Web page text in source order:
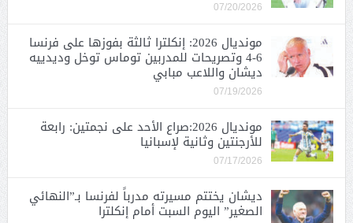
07/20/2026
مونديال 2026: إنكلترا ثالثة بفوزها على فرنسا
6-4 وتصريحات للمدربين توماس توخل وديدييه
ديشان واللاعب مبابي
07/19/2026
مونديال 2026:صراع الأحد على نجمتين: رابعة
للأرجنتين وثانية لإسبانيا
07/17/2026
ديشان يختتم مسيرته مدرباً لفرنسا بـ”النهائي
الصغير” اليوم السبت أمام إنكلترا